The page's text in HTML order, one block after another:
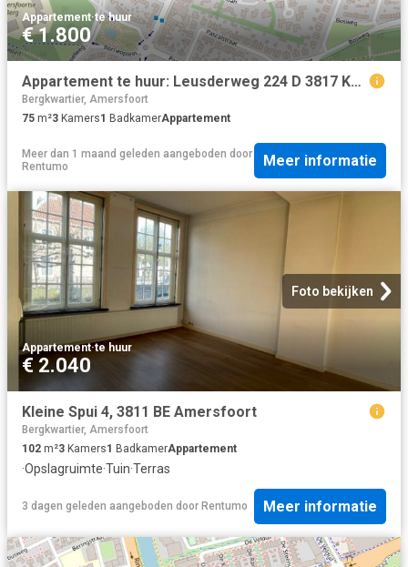
Appartement·te huur
€ 1.800
Appartement te huur: Leusderweg 224 D 3817 KG Amersfoort
Bergkwartier, Amersfoort
75 m²3 Kamers1 BadkamerAppartement
Meer dan 1 maand geleden aangeboden door
Rentumo
Meer informatie
Foto bekijken
Appartement·te huur
€ 2.040
Kleine Spui 4, 3811 BE Amersfoort
Bergkwartier, Amersfoort
102 m²3 Kamers1 BadkamerAppartement
·Opslagruimte·Tuin·Terras
3 dagen geleden aangeboden door Rentumo Meer informatie